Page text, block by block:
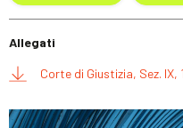
Allegati
Corte di Giustizia, Sez. IX,